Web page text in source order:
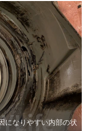
になりやすい内部の状